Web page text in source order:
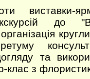
виставки-
до
та
клас з